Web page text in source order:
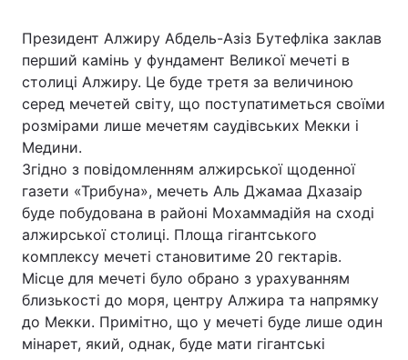
Президент Алжиру Абдель-Азіз Бутефліка заклав
перший камінь у фундамент Великої мечеті в
столиці Алжиру. Це буде третя за величиною
серед мечетей світу, що поступатиметься своїми
розмірами лише мечетям саудівських Мекки і
Медини.
Згідно з повідомленням алжирської щоденної
газети «Трибуна», мечеть Аль Джамаа Дхазаір
буде побудована в районі Мохаммадійя на сході
алжирської столиці. Площа гігантського
комплексу мечеті становитиме 20 гектарів.
Місце для мечеті було обрано з урахуванням
близькості до моря, центру Алжира та напрямку
до Мекки. Примітно, що у мечеті буде лише один
мінарет, який, однак, буде мати гігантські